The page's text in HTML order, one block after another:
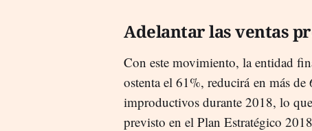
Adelantar las ventas
Con este movimiento, la entidad
ostenta el 61%, reducirá en más
improductivos durante 2018, lo
previsto en el Plan Estratégico